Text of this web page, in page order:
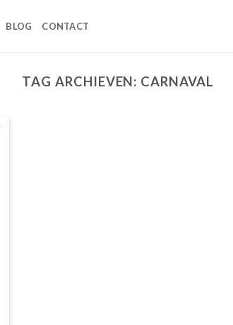
BLOG CONTACT
TAG ARCHIEVEN: CARNAVAL